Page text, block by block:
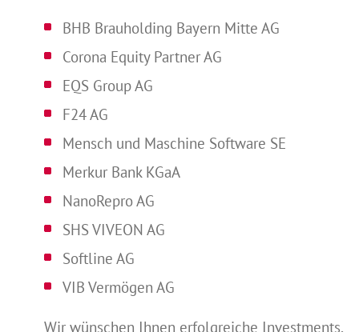
BHB Brauholding Bayern Mitte AG
Corona Equity Partner AG
EQS Group AG
F24 AG
Mensch und Maschine Software SE
Merkur Bank KGaA
NanoRepro AG
SHS VIVEON AG
Softline AG
VIB Vermögen AG
Wir wünschen Ihnen erfolgreiche Investments,